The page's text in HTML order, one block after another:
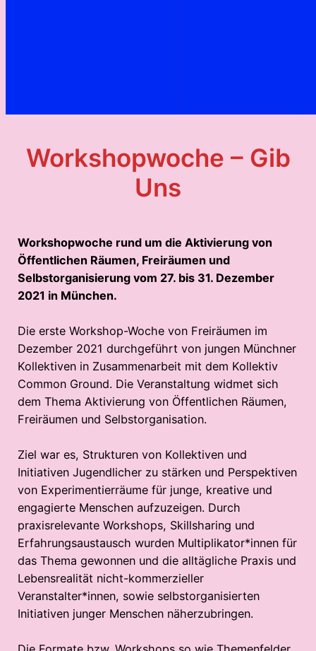
Workshopwoche – Gib
Uns
Workshopwoche rund um die Aktivierung von
Öffentlichen Räumen, Freiräumen und
Selbstorganisierung vom 27. bis 31. Dezember
2021 in München.
Die erste Workshop-Woche von Freiräumen im
Dezember 2021 durchgeführt von jungen Münchner
Kollektiven in Zusammenarbeit mit dem Kollektiv
Common Ground. Die Veranstaltung widmet sich
dem Thema Aktivierung von Öffentlichen Räumen,
Freiräumen und Selbstorganisation.
Ziel war es, Strukturen von Kollektiven und
Initiativen Jugendlicher zu stärken und Perspektiven
von Experimentierräume für junge, kreative und
engagierte Menschen aufzuzeigen. Durch
praxisrelevante Workshops, Skillsharing und
Erfahrungsaustausch wurden Multiplikator*innen für
das Thema gewonnen und die alltägliche Praxis und
Lebensrealität nicht-kommerzieller
Veranstalter*innen, sowie selbstorganisierten
Initiativen junger Menschen näherzubringen.